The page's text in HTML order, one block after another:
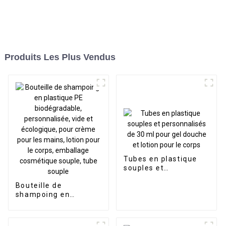
Produits Les Plus Vendus
Bouteille de
shampoing en
personnalisée, vide et
Tubes en plastique
souples et